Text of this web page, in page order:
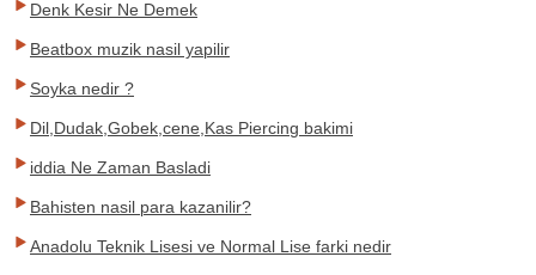
Denk Kesir Ne Demek
Beatbox muzik nasil yapilir
Soyka nedir ?
Dil,Dudak,Gobek,cene,Kas Piercing bakimi
iddia Ne Zaman Basladi
Bahisten nasil para kazanilir?
Anadolu Teknik Lisesi ve Normal Lise farki nedir